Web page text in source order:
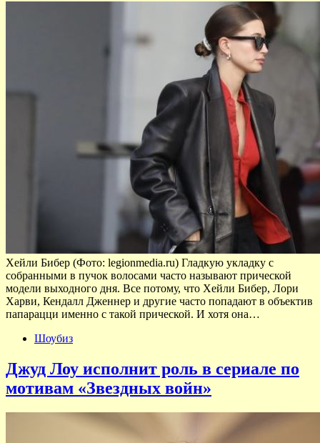
Хейли Бибер (Фото: legionmedia.ru) Гладкую укладку с
собранными в пучок волосами часто называют прической
модели выходного дня. Все потому, что Хейли Бибер, Лори
Харви, Кендалл Дженнер и другие часто попадают в объектив
папарацци именно с такой прической. И хотя она…
Шоубиз
Джуд Лоу исполнит роль в сериале по
мотивам «Звездных войн»